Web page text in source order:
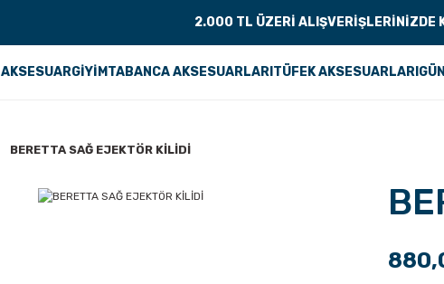
2.000 TL ÜZERİ ALIŞVERİŞLERİNİZDE
AKSESUARGİYİMTABANCA AKSESUARLARI TÜFEK AKSESUARLARI
BERETTA SAĞ EJEKTÖR KİLİDİ